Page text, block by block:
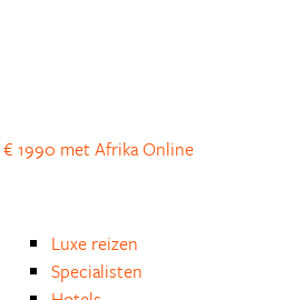
€ 1990 met Afrika Online
Luxe reizen
Specialisten